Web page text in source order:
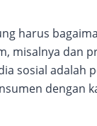
harus
misalnya dan
sosial adalah
dengan